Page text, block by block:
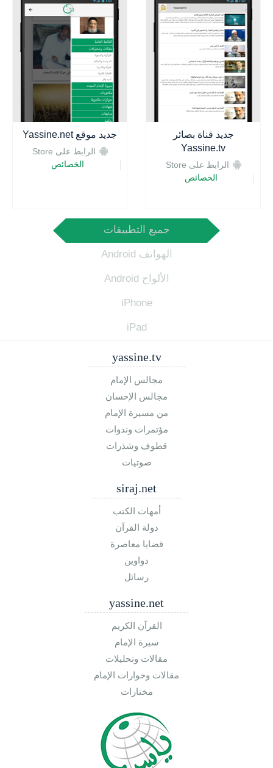
جديد موقع Yassine.net
الرابط على Store
الخصائص
جديد قناة بصائر
Yassine.tv
الرابط على Store
الخصائص
جميع التطبيقات
الهواتف Android
الألواح Android
iPhone
iPad
yassine.tv
مجالس الإمام
مجالس الإحسان
من مسيرة الإمام
مؤتمرات وندوات
قطوف وشذرات
صوتيات
siraj.net
أمهات الكتب
دولة القرآن
قضايا معاصرة
دواوين
رسائل
yassine.net
القرآن الكريم
سيرة الإمام
مقالات وتحليلات
مقالات وحوارات الإمام
مختارات